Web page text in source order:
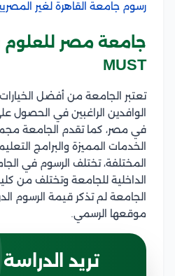
رسوم جامعة القاهرة لغير
جامعة مصر للعلوم
MUST
تعتبر الجامعة من أفضل
الوافدين الراغبين في الحصول
في مصر، كما تقدم الجامعة
الخدمات المميزة والبرامج
المختلفة، تختلف الرسوم في
الداخلية للجامعة وتختلف من
الجامعة لم تذكر قيمة الرسوم
موقعها الرسمي.
تريد الدراسة